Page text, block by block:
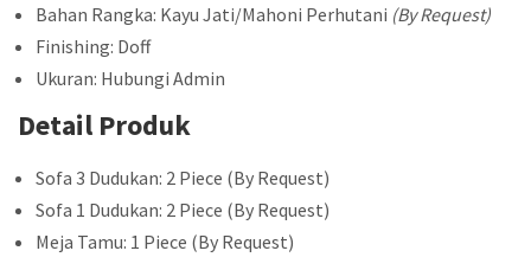
Bahan Rangka: Kayu Jati/Mahoni Perhutani (By Request)
Finishing: Doff
Ukuran: Hubungi Admin
Detail Produk
Sofa 3 Dudukan: 2 Piece (By Request)
Sofa 1 Dudukan: 2 Piece (By Request)
Meja Tamu: 1 Piece (By Request)